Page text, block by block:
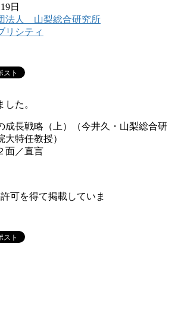
日
法人 山梨総合研究所
リシティ
た。
成長戦略（上）（今井久・山梨総合研
特任教授）
面／直言
可を得て掲載していま